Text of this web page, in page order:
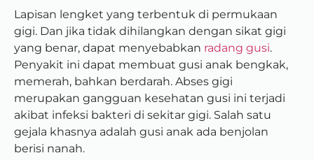
Lapisan lengket yang terbentuk di permukaan
gigi. Dan jika tidak dihilangkan dengan sikat gigi
yang benar, dapat menyebabkan radang gusi.
Penyakit ini dapat membuat gusi anak bengkak,
memerah, bahkan berdarah. Abses gigi
merupakan gangguan kesehatan gusi ini terjadi
akibat infeksi bakteri di sekitar gigi. Salah satu
gejala khasnya adalah gusi anak ada benjolan
berisi nanah.